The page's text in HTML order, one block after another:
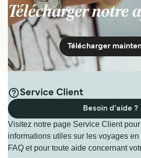
Télécharger notre
Télécharger
Service Client
Visitez notre page Service Client
informations utiles sur les voyages
FAQ et pour toute aide concernant
Besoin d'aide ?